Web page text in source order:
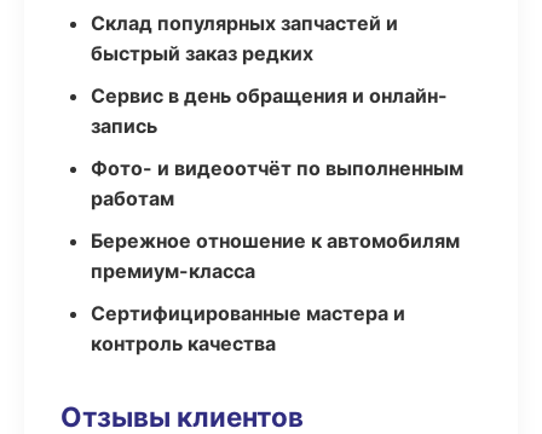
Склад популярных запчастей и
быстрый заказ редких
Сервис в день обращения и онлайн-
запись
Фото- и видеоотчёт по выполненным
работам
Бережное отношение к автомобилям
премиум-класса
Сертифицированные мастера и
контроль качества
Отзывы клиентов